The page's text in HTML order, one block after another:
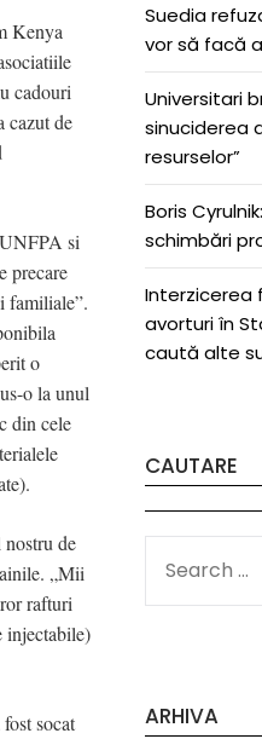
Kenya
cadouri
cazut de
si
precare
familiale”.
o
o la unul
din cele
nostru de
„Mii
rafturi
injectabile)
socat
Suedia
vor să facă
Universitari
sinuciderea
resurselor”
Boris
schimbări
Interzicerea
avorturi în
caută alte
CAUTARE
FOR:
ARHIVA